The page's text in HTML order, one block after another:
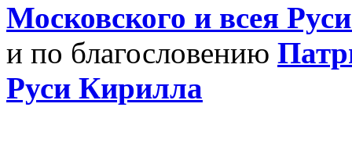
Московского и всея
и по благословению
Руси Кирилла